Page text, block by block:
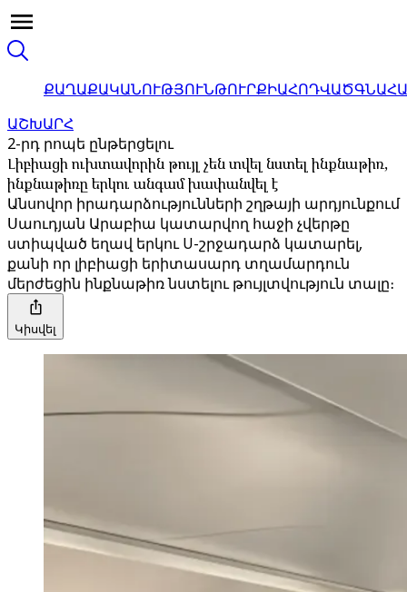
ՔԱՂԱՔԱԿԱՆՈՒԹՅՈՒՆԹՈՒՐՔԻԱՀՈԴՎԱԾ
ԱՇԽԱՐՀ
2-րդ րոպե ընթերցելու
Լիբիացի ուխտավորին թույլ չեն տվել նստել ինքնաթիռ,
ինքնաթիռը երկու անգամ խափանվել է
Անսովոր իրադարձությունների շղթայի արդյունքում
Սաուդյան Արաբիա կատարվող հաջի չվերթը
ստիպված եղավ երկու U-շրջադարձ կատարել,
քանի որ լիբիացի երիտասարդ տղամարդուն
մերժեցին ինքնաթիռ նստելու թույլտվություն տալը։
Կիսվել